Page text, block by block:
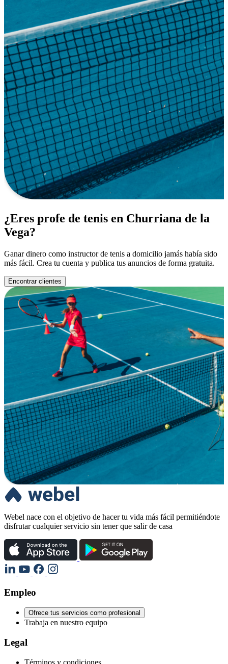
¿Eres profe de tenis en Churriana de la
Vega?
Ganar dinero como instructor de tenis a domicilio jamás había sido
más fácil. Crea tu cuenta y publica tus anuncios de forma gratuita.
Encontrar clientes
Webel nace con el objetivo de hacer tu vida más fácil permitiéndote
disfrutar cualquier servicio sin tener que salir de casa
Empleo
Ofrece tus servicios como profesional
Trabaja en nuestro equipo
Legal
Términos y condiciones